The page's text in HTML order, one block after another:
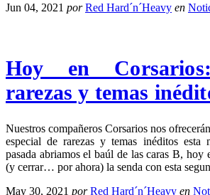
Jun 04, 2021 por Red Hard´n´Heavy en
Hoy en
rarezas y temas
Nuestros compañeros Corsarios nos
especial de rarezas y temas inéditos
pasada abriamos el baúl de las caras B, hoy
(y cerrar… por ahora) la senda con esta
May 30, 2021 por Red Hard´n´Heavy en